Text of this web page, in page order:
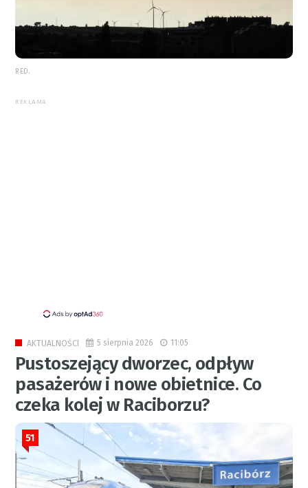
RED.
REKLAMA
AKTUALNOŚCI 5 sierpnia 2026 11:05
Pustoszejący dworzec, odpływ
pasażerów i nowe obietnice. Co
czeka kolej w Raciborzu?
51